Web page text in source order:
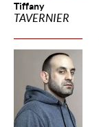
Tiffany
TAVERNIER